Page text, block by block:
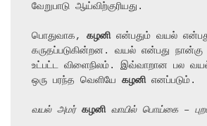
வேறுபாடு ஆய்விற்குரியது.
பொதுவாக, கழனி என்பதும் வயல்
கருதப்படுகின்றன. வயல் என்பது நான்கு
உட்பட்ட விளைநிலம். இவ்வாறான பல
ஒரு பரந்த வெளியே கழனி எனப்படும்.
வயல் அமர் கழனி வாயில் பொய்கை –